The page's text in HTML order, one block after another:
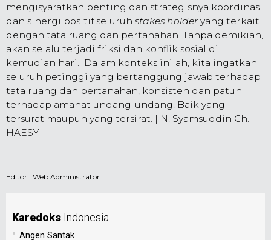
mengisyaratkan penting dan strategisnya koordinasi
dan sinergi positif seluruh stakes holderyang terkait
dengan tata ruang dan pertanahan. Tanpa demikian,
akan selalu terjadi friksi dan konflik sosial di
kemudian hari. Dalam konteks inilah, kita ingatkan
seluruh petinggi yang bertanggung jawab terhadap
tata ruang dan pertanahan, konsisten dan patuh
terhadap amanat undang-undang. Baik yang
tersurat maupun yang tersirat. | N. Syamsuddin Ch.
HAESY
Editor : Web Administrator
Karedoks Indonesia
• Angen Santak